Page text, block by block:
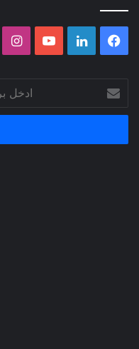
فيسبوك لينكدإن
ادخل
بريدك
الإلكتروني